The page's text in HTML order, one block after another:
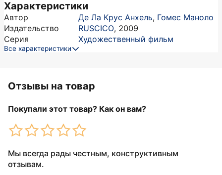
Характеристики
Автор Де Ла Крус Анхель, Гомес Маноло
Издательство
RUSCICO, 2009
Серия
Художественный фильм
Все характеристики
Отзывы на товар
Покупали этот товар? Как он вам?
Мы всегда рады честным, конструктивным
отзывам.